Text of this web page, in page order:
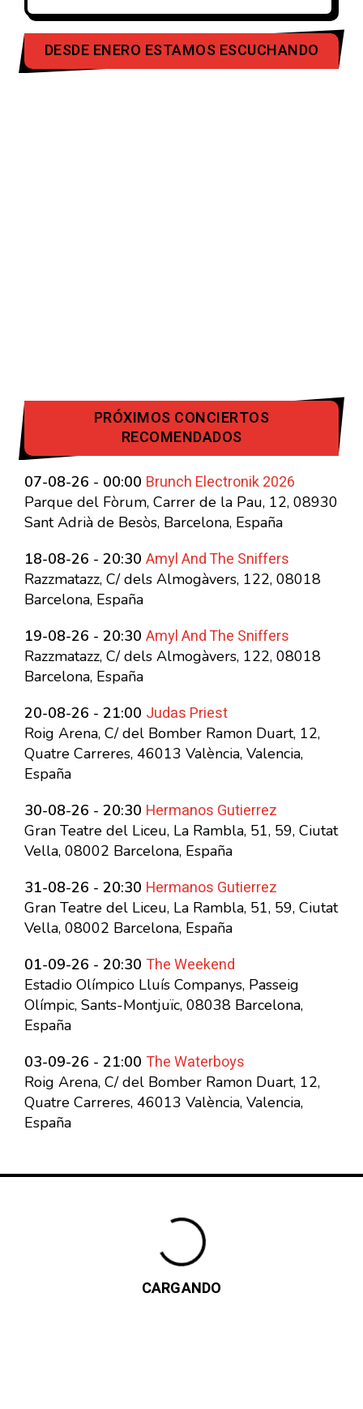
DESDE ENERO ESTAMOS ESCUCHANDO
PRÓXIMOS CONCIERTOS
RECOMENDADOS
07-08-26 - 00:00 Brunch Electronik 2026
Parque del Fòrum, Carrer de la Pau, 12, 08930
Sant Adrià de Besòs, Barcelona, España
18-08-26 - 20:30 Amyl And The Sniffers
Razzmatazz, C/ dels Almogàvers, 122, 08018
Barcelona, España
19-08-26 - 20:30 Amyl And The Sniffers
Razzmatazz, C/ dels Almogàvers, 122, 08018
Barcelona, España
20-08-26 - 21:00 Judas Priest
Roig Arena, C/ del Bomber Ramon Duart, 12,
Quatre Carreres, 46013 València, Valencia,
España
30-08-26 - 20:30 Hermanos Gutierrez
Gran Teatre del Liceu, La Rambla, 51, 59, Ciutat
Vella, 08002 Barcelona, España
31-08-26 - 20:30 Hermanos Gutierrez
Gran Teatre del Liceu, La Rambla, 51, 59, Ciutat
Vella, 08002 Barcelona, España
01-09-26 - 20:30 The Weekend
Estadio Olímpico Lluís Companys, Passeig
Olímpic, Sants-Montjuïc, 08038 Barcelona,
España
03-09-26 - 21:00 The Waterboys
Roig Arena, C/ del Bomber Ramon Duart, 12,
Quatre Carreres, 46013 València, Valencia,
España
CARGANDO